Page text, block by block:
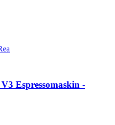
Espressomaskin -